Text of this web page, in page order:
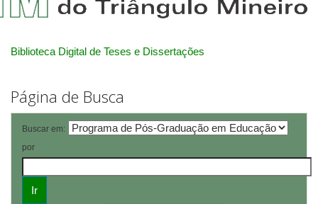
Biblioteca Digital de Teses e Dissertações
Página de Busca
Buscar em:
por